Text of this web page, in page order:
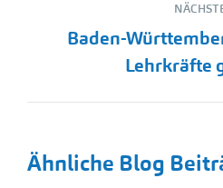
Baden-
Lehrkräfte
Ähnliche Blog